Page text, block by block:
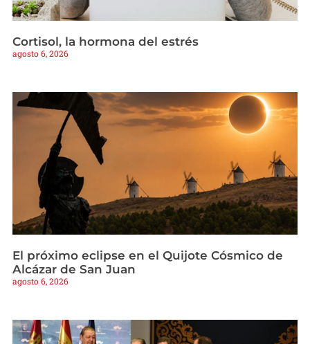
Cortisol, la hormona del estrés
agosto 6, 2026
El próximo eclipse en el Quijote Cósmico de
Alcázar de San Juan
agosto 6, 2026